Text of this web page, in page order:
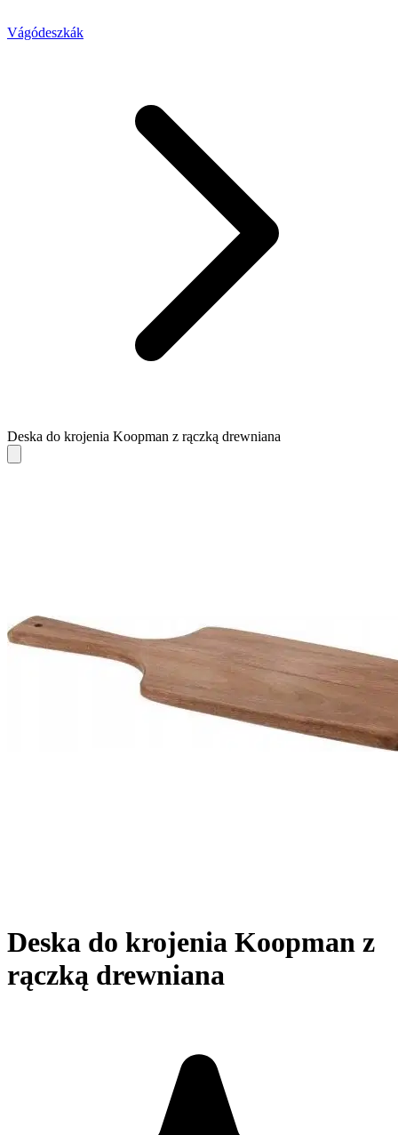
Vágódeszkák
Deska do krojenia Koopman z rączką drewniana
Deska do krojenia Koopman z
rączką drewniana